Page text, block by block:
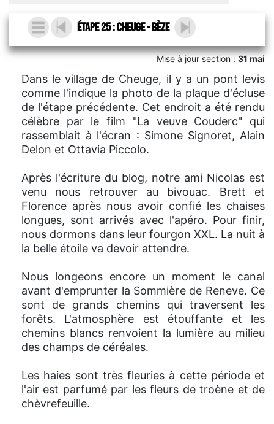
Étape 25 : Cheuge - Bèze
Mise à jour section :31 mai
Dans le village de Cheuge, il y a un pont levis
comme l'indique la photo de la plaque d'écluse
de l'étape précédente. Cet endroit a été rendu
célèbre par le film "La veuve Couderc" qui
rassemblait à l'écran : Simone Signoret, Alain
Delon et Ottavia Piccolo.
Après l'écriture du blog, notre ami Nicolas est
venu nous retrouver au bivouac. Brett et
Florence après nous avoir confié les chaises
longues, sont arrivés avec l'apéro. Pour finir,
nous dormons dans leur fourgon XXL. La nuit à
la belle étoile va devoir attendre.
Nous longeons encore un moment le canal
avant d'emprunter la Sommière de Reneve. Ce
sont de grands chemins qui traversent les
forêts. L'atmosphère est étouffante et les
chemins blancs renvoient la lumière au milieu
des champs de céréales.
Les haies sont très fleuries à cette période et
l'air est parfumé par les fleurs de troène et de
chèvrefeuille.